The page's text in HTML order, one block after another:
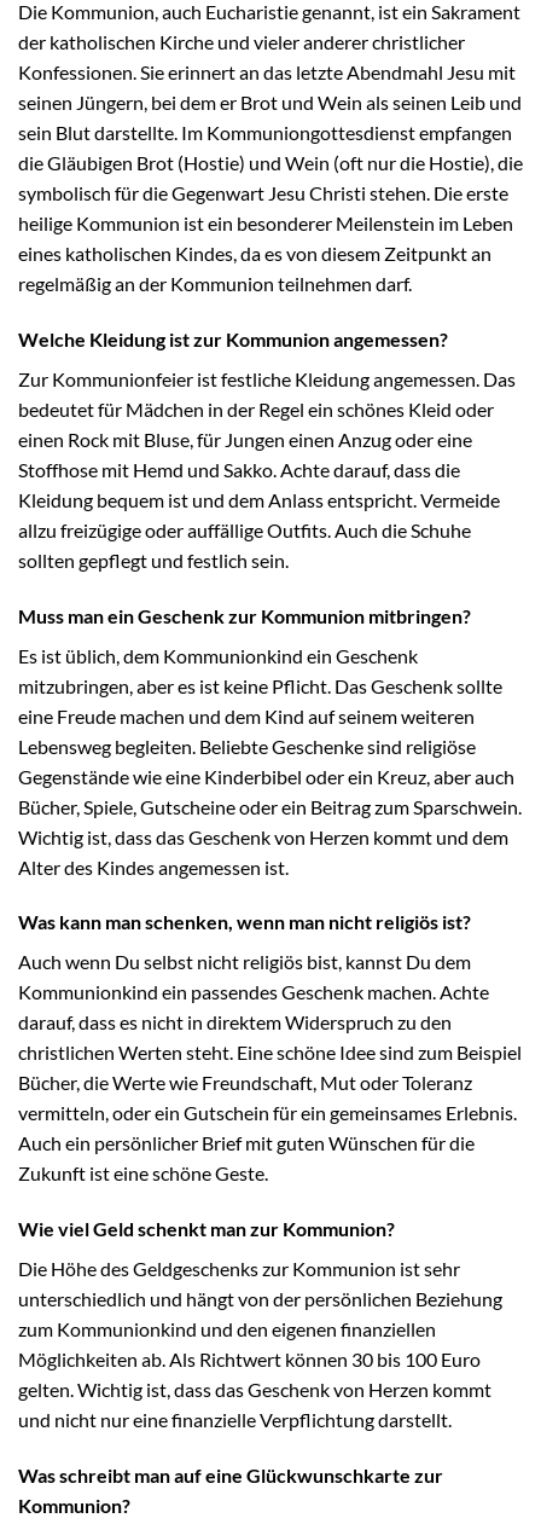
Die Kommunion, auch Eucharistie genannt, ist ein Sakrament
der katholischen Kirche und vieler anderer christlicher
Konfessionen. Sie erinnert an das letzte Abendmahl Jesu mit
seinen Jüngern, bei dem er Brot und Wein als seinen Leib und
sein Blut darstellte. Im Kommuniongottesdienst empfangen
die Gläubigen Brot (Hostie) und Wein (oft nur die Hostie), die
symbolisch für die Gegenwart Jesu Christi stehen. Die erste
heilige Kommunion ist ein besonderer Meilenstein im Leben
eines katholischen Kindes, da es von diesem Zeitpunkt an
regelmäßig an der Kommunion teilnehmen darf.
Welche Kleidung ist zur Kommunion angemessen?
Zur Kommunionfeier ist festliche Kleidung angemessen. Das
bedeutet für Mädchen in der Regel ein schönes Kleid oder
einen Rock mit Bluse, für Jungen einen Anzug oder eine
Stoffhose mit Hemd und Sakko. Achte darauf, dass die
Kleidung bequem ist und dem Anlass entspricht. Vermeide
allzu freizügige oder auffällige Outfits. Auch die Schuhe
sollten gepflegt und festlich sein.
Muss man ein Geschenk zur Kommunion mitbringen?
Es ist üblich, dem Kommunionkind ein Geschenk
mitzubringen, aber es ist keine Pflicht. Das Geschenk sollte
eine Freude machen und dem Kind auf seinem weiteren
Lebensweg begleiten. Beliebte Geschenke sind religiöse
Gegenstände wie eine Kinderbibel oder ein Kreuz, aber auch
Bücher, Spiele, Gutscheine oder ein Beitrag zum Sparschwein.
Wichtig ist, dass das Geschenk von Herzen kommt und dem
Alter des Kindes angemessen ist.
Was kann man schenken, wenn man nicht religiös ist?
Auch wenn Du selbst nicht religiös bist, kannst Du dem
Kommunionkind ein passendes Geschenk machen. Achte
darauf, dass es nicht in direktem Widerspruch zu den
christlichen Werten steht. Eine schöne Idee sind zum Beispiel
Bücher, die Werte wie Freundschaft, Mut oder Toleranz
vermitteln, oder ein Gutschein für ein gemeinsames Erlebnis.
Auch ein persönlicher Brief mit guten Wünschen für die
Zukunft ist eine schöne Geste.
Wie viel Geld schenkt man zur Kommunion?
Die Höhe des Geldgeschenks zur Kommunion ist sehr
unterschiedlich und hängt von der persönlichen Beziehung
zum Kommunionkind und den eigenen finanziellen
Möglichkeiten ab. Als Richtwert können 30 bis 100 Euro
gelten. Wichtig ist, dass das Geschenk von Herzen kommt
und nicht nur eine finanzielle Verpflichtung darstellt.
Was schreibt man auf eine Glückwunschkarte zur
Kommunion?